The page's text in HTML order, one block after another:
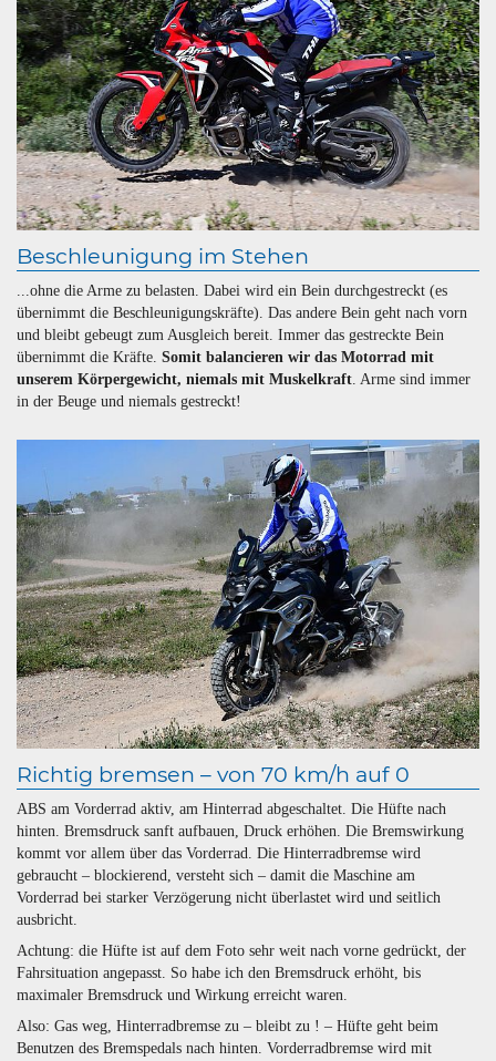
Beschleunigung im Stehen
...ohne die Arme zu belasten. Dabei wird ein Bein durchgestreckt (es
übernimmt die Beschleunigungskräfte). Das andere Bein geht nach vorn
und bleibt gebeugt zum Ausgleich bereit. Immer das gestreckte Bein
übernimmt die Kräfte. Somit balancieren wir das Motorrad mit
unserem Körpergewicht, niemals mit Muskelkraft. Arme sind immer
in der Beuge und niemals gestreckt!
Richtig bremsen – von 70 km/h auf 0
ABS am Vorderrad aktiv, am Hinterrad abgeschaltet. Die Hüfte nach
hinten. Bremsdruck sanft aufbauen, Druck erhöhen. Die Bremswirkung
kommt vor allem über das Vorderrad. Die Hinterradbremse wird
gebraucht – blockierend, versteht sich – damit die Maschine am
Vorderrad bei starker Verzögerung nicht überlastet wird und seitlich
ausbricht.
Achtung: die Hüfte ist auf dem Foto sehr weit nach vorne gedrückt, der
Fahrsituation angepasst. So habe ich den Bremsdruck erhöht, bis
maximaler Bremsdruck und Wirkung erreicht waren.
Also: Gas weg, Hinterradbremse zu – bleibt zu ! – Hüfte geht beim
Benutzen des Bremspedals nach hinten. Vorderradbremse wird mit